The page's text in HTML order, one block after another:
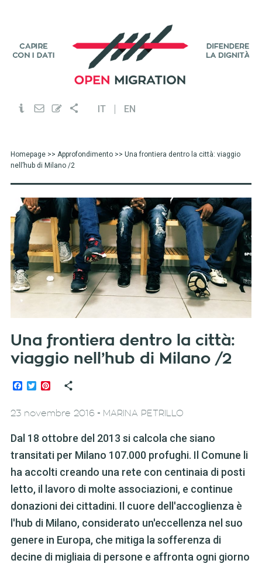
IT EN
Homepage>> Approfondimento>> Una frontiera dentro la città: viaggio
nell’hub di Milano /2
Una frontiera dentro la città:
viaggio nell’hub di Milano /2
Facebook
TwitterPinterest
23 novembre 2016- MARINA PETRILLO
Dal 18 ottobre del 2013 si calcola che siano
transitati per Milano 107.000 profughi. Il Comune li
ha accolti creando una rete con centinaia di posti
letto, il lavoro di molte associazioni, e continue
donazioni dei cittadini. Il cuore dell'accoglienza è
l'hub di Milano, considerato un'eccellenza nel suo
genere in Europa, che mitiga la sofferenza di
decine di migliaia di persone e affronta ogni giorno